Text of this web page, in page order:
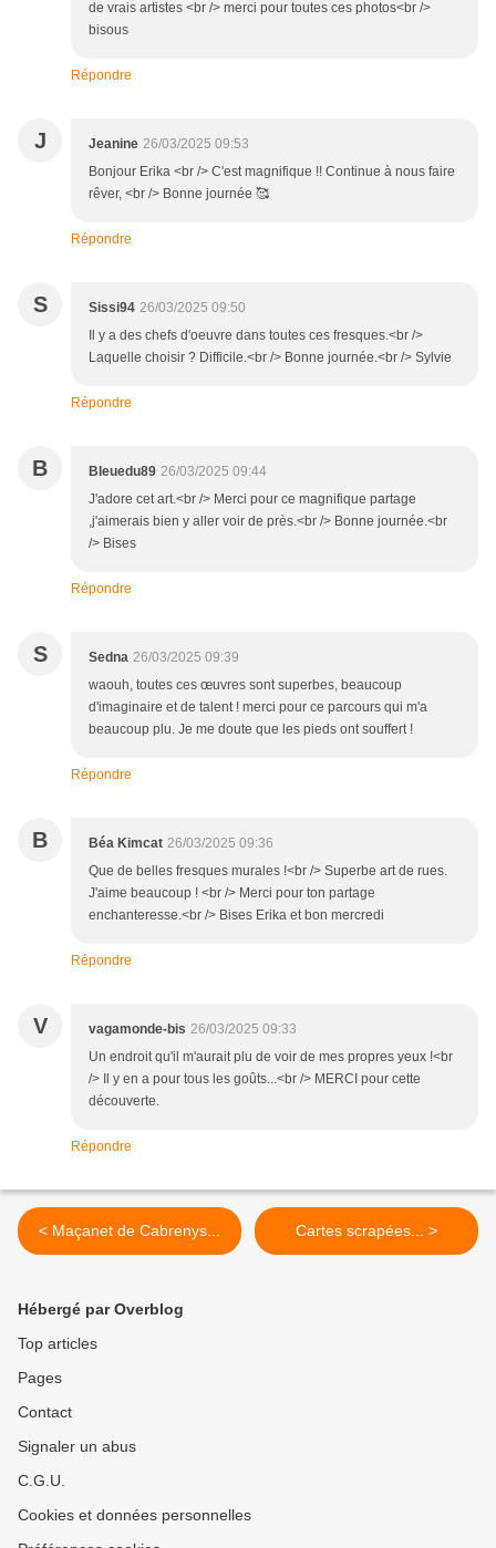
de vrais artistes <br /> merci pour toutes ces photos<br />
bisous
Répondre
J Jeanine 26/03/2025 09:53
Bonjour Erika <br /> C'est magnifique !! Continue à nous faire
rêver, <br /> Bonne journée 🥰
Répondre
S Sissi94 26/03/2025 09:50
Il y a des chefs d'oeuvre dans toutes ces fresques.<br />
Laquelle choisir ? Difficile.<br /> Bonne journée.<br /> Sylvie
Répondre
B Bleuedu89 26/03/2025 09:44
J'adore cet art.<br /> Merci pour ce magnifique partage
,j'aimerais bien y aller voir de près.<br /> Bonne journée.<br
/> Bises
Répondre
S Sedna 26/03/2025 09:39
waouh, toutes ces œuvres sont superbes, beaucoup
d'imaginaire et de talent ! merci pour ce parcours qui m'a
beaucoup plu. Je me doute que les pieds ont souffert !
Répondre
B Béa Kimcat 26/03/2025 09:36
Que de belles fresques murales !<br /> Superbe art de rues.
J'aime beaucoup ! <br /> Merci pour ton partage
enchanteresse.<br /> Bises Erika et bon mercredi
Répondre
V vagamonde-bis 26/03/2025 09:33
Un endroit qu'il m'aurait plu de voir de mes propres yeux !<br
/> Il y en a pour tous les goûts...<br /> MERCI pour cette
découverte.
Répondre
< Maçanet de Cabrenys... Cartes scrapées... >
Hébergé par Overblog
Top articles
Pages
Contact
Signaler un abus
C.G.U.
Cookies et données personnelles